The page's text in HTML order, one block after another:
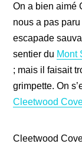
On a bien aimé
nous a pas
escapade
sentier du Mont
; mais il faisait
grimpette. On
Cleetwood
Cleetwood